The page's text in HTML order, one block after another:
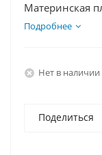
Материнская
Видеокарта
Подробнее
Нет в наличии
Поделиться